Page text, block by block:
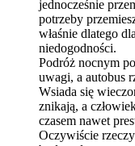
jednocześnie
potrzeby
właśnie dlatego
niedogodności.
Podróż nocnym
uwagi, a autobus
Wsiada się
znikają, a
czasem nawet
Oczywiście